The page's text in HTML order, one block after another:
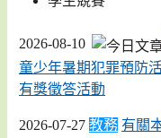
2026-08-10
童少年暑期犯罪預防
有獎徵答活動
2026-07-27 教務 有關